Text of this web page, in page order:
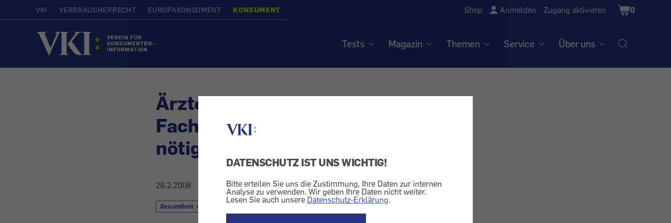
DATENSCHUTZ IST UNS WICHTIG!
Bitte erteilen Sie uns die Zustimmung, Ihre Daten zur internen
Analyse zu verwenden. Wir geben Ihre Daten nicht weiter.
Lesen Sie auch unsere Datenschutz-Erklärung.
VKI VERBRAUCHERRECHT EUROPAKONSUMENT KONSUMENT Shop Anmelden Zugang aktivieren
Shopping
Cart
0
Startseite
Tests Magazin Themen Service Über uns
Ärzte-Test: Wartezeit bei
Facharztterminen - Ärztetests sind
nötig
26.2.2008
Gesundheit + Kosmetik